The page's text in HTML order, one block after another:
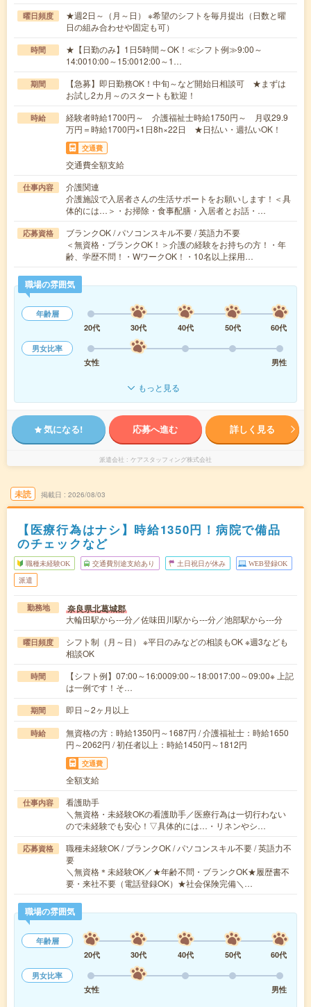
曜日頻度
★週2日～（月～日） ※希望のシフトを毎月提出（日数と曜
日の組み合わせや固定も可）
時間
★【日勤のみ】1日5時間～OK！≪シフト例≫9:00～
14:0010:00～15:0012:00～1…
期間
【急募】即日勤務OK！中旬～など開始日相談可 ★まずは
お試し2カ月～のスタートも歓迎！
時給
経験者時給1700円～ 介護福祉士時給1750円～ 月収29.9
万円＝時給1700円×1日8h×22日 ★日払い・週払いOK！
交通費
交通費全額支給
仕事内容
介護関連
介護施設で入居者さんの生活サポートをお願いします！＜具
体的には…＞・お掃除・食事配膳・入居者とお話・…
応募資格
ブランクOK / パソコンスキル不要 / 英語力不要
＜無資格・ブランクOK！＞介護の経験をお持ちの方！・年
齢、学歴不問！・WワークOK！・10名以上採用…
職場の雰囲気
年齢層
20代
30代 40代 50代
60代
男女比率
女性
男性
もっと見る
気になる! 応募へ進む 詳しく見る
派遣会社 ケアスタッフィング株式会社
未読 掲載日 2026/08/03
【医療行為はナシ】時給1350円！病院で備品
のチェックなど
職種未経験OK 交通費別途支給あり 土日祝日が休み WEB登録OK
派遣
勤務地 奈良県北葛城郡
大輪田駅から---分／佐味田川駅から---分／池部駅から---分
曜日頻度
シフト制（月～日） ※平日のみなどの相談もOK ※週3なども
相談OK
時間
【シフト例】07:00～16:0009:00～18:0017:00～09:00※ 上記
は一例です！そ…
期間 即日～2ヶ月以上
時給
無資格の方：時給1350円～1687円 / 介護福祉士：時給1650
円～2062円 / 初任者以上：時給1450円～1812円
交通費
全額支給
仕事内容
看護助手
＼無資格・未経験OKの看護助手／医療行為は一切行わない
ので未経験でも安心！▽具体的には…・リネンやシ…
応募資格
職種未経験OK / ブランクOK / パソコンスキル不要 / 英語力不
要
＼無資格＊未経験OK／★年齢不問・ブランクOK★履歴書不
要・来社不要（電話登録OK）★社会保険完備＼…
職場の雰囲気
年齢層
20代
30代 40代 50代
60代
男女比率
女性
男性